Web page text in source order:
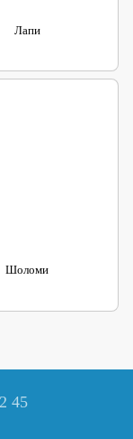
Лапи
Шоломи
45